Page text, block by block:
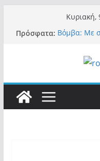
περιεχόμενο
Κυριακή,
Πρόσφατα: Βόμβα: Με
πανικό,
εγκλήματά
τον
Οι